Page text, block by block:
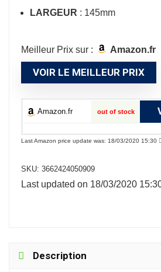
LARGEUR : 145mm
Meilleur Prix sur : Amazon.fr
VOIR LE MEILLEUR PRIX
Amazon.fr out of stock
Last Amazon price update was: 18/03/2020 15:30
SKU: 3662424050909
Last updated on 18/03/2020
Description